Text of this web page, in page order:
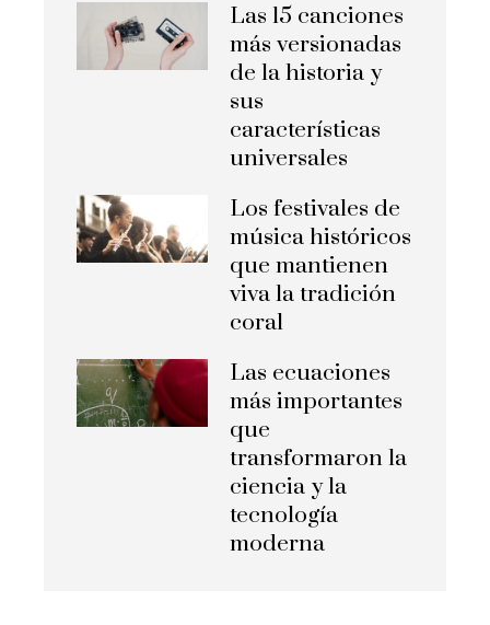
Las 15 canciones
más versionadas
de la historia y
sus
características
universales
Los festivales de
música históricos
que mantienen
viva la tradición
coral
Las ecuaciones
más importantes
que
transformaron la
ciencia y la
tecnología
moderna